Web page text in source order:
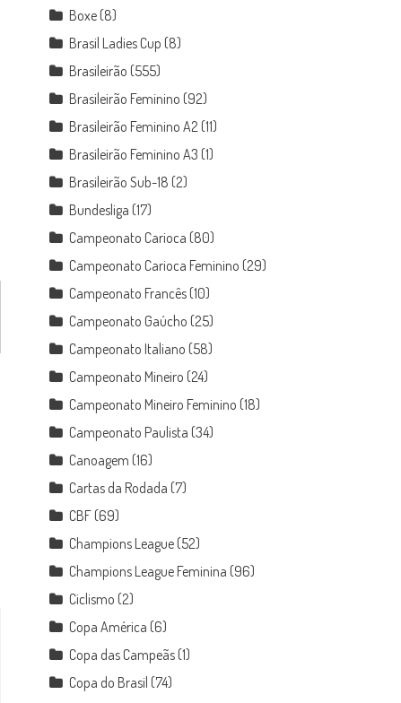
Boxe (8)
Brasil Ladies Cup (8)
Brasileirão (555)
Brasileirão Feminino (92)
Brasileirão Feminino A2 (11)
Brasileirão Feminino A3 (1)
Brasileirão Sub-18 (2)
Bundesliga (17)
Campeonato Carioca (80)
Campeonato Carioca Feminino (29)
Campeonato Francês (10)
Campeonato Gaúcho (25)
Campeonato Italiano (58)
Campeonato Mineiro (24)
Campeonato Mineiro Feminino (18)
Campeonato Paulista (34)
Canoagem (16)
Cartas da Rodada (7)
CBF (69)
Champions League (52)
Champions League Feminina (96)
Ciclismo (2)
Copa América (6)
Copa das Campeãs (1)
Copa do Brasil (74)